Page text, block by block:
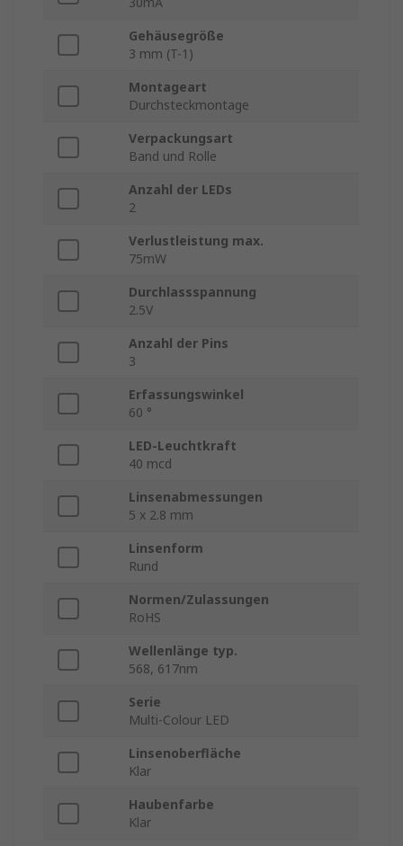
Gehäusegröße
3 mm (T-1)
Montageart
Durchsteckmontage
Verpackungsart
Band und Rolle
Anzahl der LEDs
2
Verlustleistung max.
75mW
Durchlassspannung
2.5V
Anzahl der Pins
3
Erfassungswinkel
60 °
LED-Leuchtkraft
40 mcd
Linsenabmessungen
5 x 2.8 mm
Linsenform
Rund
Normen/Zulassungen
RoHS
Wellenlänge typ.
568, 617nm
Serie
Multi-Colour LED
Linsenoberfläche
Klar
Haubenfarbe
Klar